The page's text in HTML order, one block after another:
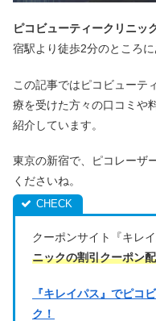
ピコビューティークリニッ
宿駅より徒歩2分のところ
この記事ではピコビューテ
療を受けた方々の口コミや
紹介しています。
東京の新宿で、ピコレーザ
くださいね。
クーポンサイト『キレイ
ニックの割引クーポン
『キレイパス』でピコ
ク！